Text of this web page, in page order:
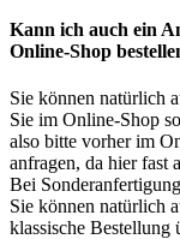
Kann ich auch ein
Online-Shop
Sie können natürlich
Sie im Online-Shop
also bitte vorher im
anfragen, da hier fast
Bei
Sie können natürlich
klassische Bestellung